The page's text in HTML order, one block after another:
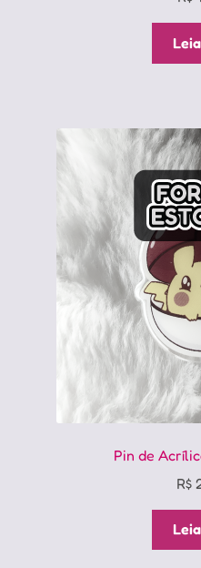
Pin de
R$